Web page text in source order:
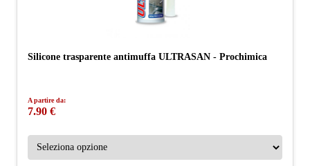
Silicone trasparente antimuffa ULTRASAN - Prochimica
A partire da:
7.90 €